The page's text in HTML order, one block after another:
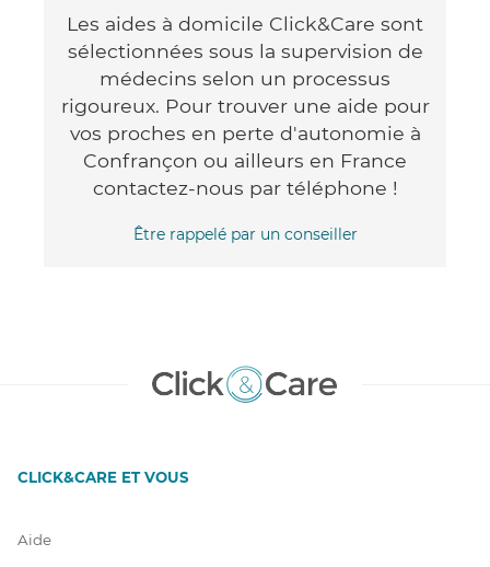
Les aides à domicile Click&Care sont
sélectionnées sous la supervision de
médecins selon un processus
rigoureux. Pour trouver une aide pour
vos proches en perte d'autonomie à
Confrançon ou ailleurs en France
contactez-nous par téléphone !
Être rappelé par un conseiller
CLICK&CARE ET VOUS
Aide